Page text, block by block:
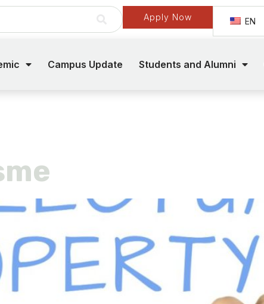
Apply Now EN
Campus Update Students and Alumni